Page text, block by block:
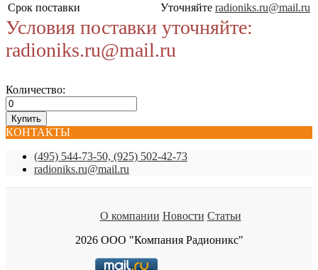
Срок поставки
Уточняйте radioniks.ru@mail.ru
Условия поставки уточняйте:
radioniks.ru@mail.ru
Количество:
КОНТАКТЫ
(495) 544-73-50, (925) 502-42-73
radioniks.ru@mail.ru
О компании Новости Статьи
2026 ООО "Компания Радионикс"